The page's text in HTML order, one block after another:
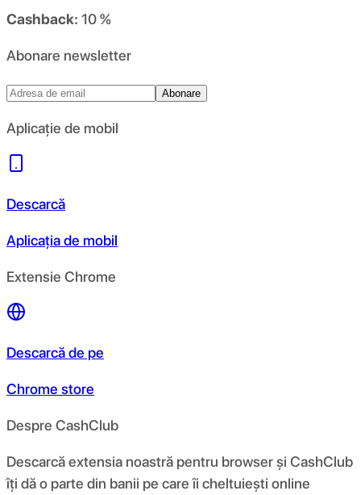
Cashback: 10 %
Abonare newsletter
Abonare
Aplicație de mobil
Descarcă
Aplicația de mobil
Extensie Chrome
Descarcă de pe
Chrome store
Despre CashClub
Descarcă extensia noastră pentru browser și CashClub
îți dă o parte din banii pe care îi cheltuiești online